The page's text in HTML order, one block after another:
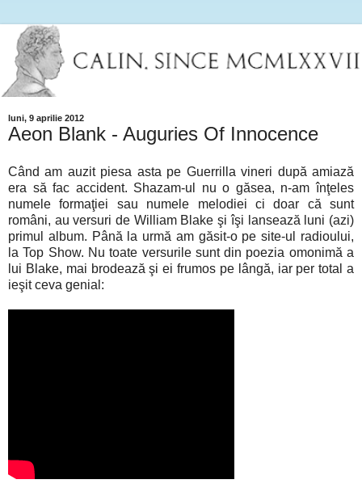
luni, 9 aprilie 2012
Aeon Blank - Auguries Of Innocence
Când am auzit piesa asta pe Guerrilla vineri după amiază
era să fac accident. Shazam-ul nu o găsea, n-am înţeles
numele formaţiei sau numele melodiei ci doar că sunt
români, au versuri de William Blake şi îşi lansează luni (azi)
primul album. Până la urmă am găsit-o pe site-ul radioului,
la Top Show. Nu toate versurile sunt din poezia omonimă a
lui Blake, mai brodează şi ei frumos pe lângă, iar per total a
ieşit ceva genial: